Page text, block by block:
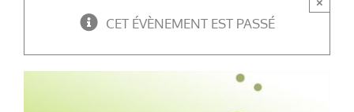
CET ÉVÈNEMENT EST PASSÉ